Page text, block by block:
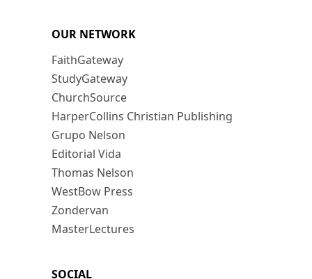
OUR NETWORK
FaithGateway
StudyGateway
ChurchSource
HarperCollins Christian Publishing
Grupo Nelson
Editorial Vida
Thomas Nelson
WestBow Press
Zondervan
MasterLectures
SOCIAL